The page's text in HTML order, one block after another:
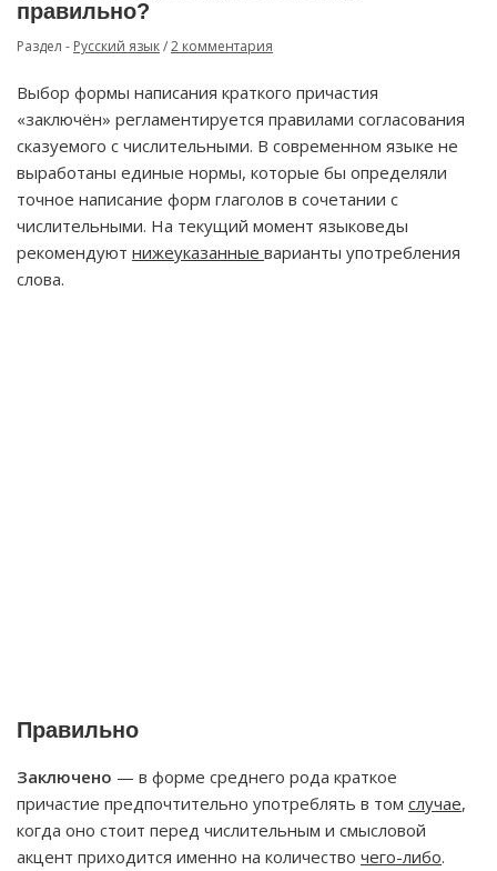
правильно?
Раздел - Русский язык/2 комментария
Выбор формы написания краткого причастия
«заключён» регламентируется правилами согласования
сказуемого с числительными. В современном языке не
выработаны единые нормы, которые бы определяли
точное написание форм глаголов в сочетании с
числительными. На текущий момент языковеды
рекомендуют нижеуказанные варианты употребления
слова.
Правильно
Заключено — в форме среднего рода краткое
причастие предпочтительно употреблять в том случае,
когда оно стоит перед числительным и смысловой
акцент приходится именно на количество чего-либо.